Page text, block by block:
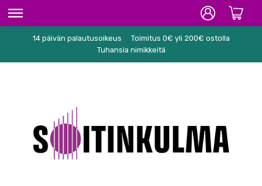
ETUSIVU
KARAOKE
NUOTIT
14 päivän palautusoikeus
Toimitus 0€ yli 200€ ostolla
Tuhansia nimikkeitä
navigointiin
sisältöön